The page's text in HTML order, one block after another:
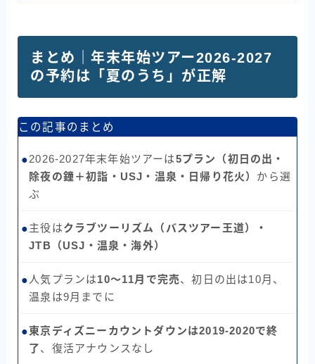
まとめ｜年末年始ツアー2026-2027
の予約は「夏のうち」が正解
この記事のまとめ
●2026-2027年末年始ツアーは5プラン（初日の出・
除夜の鐘＋初詣・USJ・温泉・日帰り花火） から選
ぶ
●主役はクラブツーリズム（バスツアー王道）・
JTB（USJ・温泉・海外）
●人気プランは10〜11月で完売、初日の出は10月、
温泉は9月までに
●東京ディズニーカウントダウンは2019-2020で終
了、復活アナウンスなし